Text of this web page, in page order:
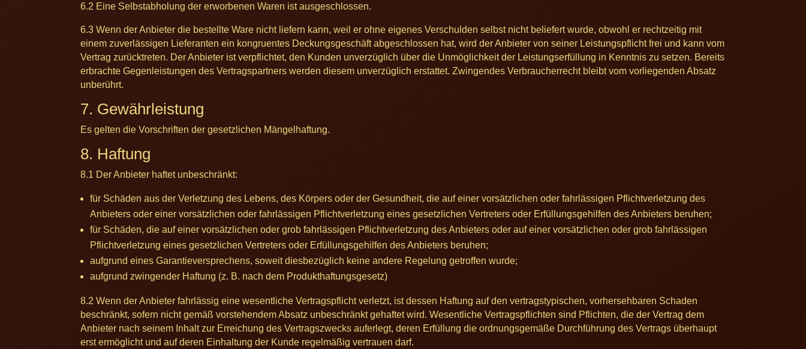
6.2 Eine Selbstabholung der erworbenen Waren ist ausgeschlossen.
6.3 Wenn der Anbieter die bestellte Ware nicht liefern kann, weil er ohne eigenes Verschulden selbst nicht beliefert wurde, obwohl er rechtzeitig mit
einem zuverlässigen Lieferanten ein kongruentes Deckungsgeschäft abgeschlossen hat, wird der Anbieter von seiner Leistungspflicht frei und kann vom
Vertrag zurücktreten. Der Anbieter ist verpflichtet, den Kunden unverzüglich über die Unmöglichkeit der Leistungserfüllung in Kenntnis zu setzen. Bereits
erbrachte Gegenleistungen des Vertragspartners werden diesem unverzüglich erstattet. Zwingendes Verbraucherrecht bleibt vom vorliegenden Absatz
unberührt.
7. Gewährleistung
Es gelten die Vorschriften der gesetzlichen Mängelhaftung.
8. Haftung
8.1 Der Anbieter haftet unbeschränkt:
für Schäden aus der Verletzung des Lebens, des Körpers oder der Gesundheit, die auf einer vorsätzlichen oder fahrlässigen Pflichtverletzung des
Anbieters oder einer vorsätzlichen oder fahrlässigen Pflichtverletzung eines gesetzlichen Vertreters oder Erfüllungsgehilfen des Anbieters beruhen;
für Schäden, die auf einer vorsätzlichen oder grob fahrlässigen Pflichtverletzung des Anbieters oder auf einer vorsätzlichen oder grob fahrlässigen
Pflichtverletzung eines gesetzlichen Vertreters oder Erfüllungsgehilfen des Anbieters beruhen;
aufgrund eines Garantieversprechens, soweit diesbezüglich keine andere Regelung getroffen wurde;
aufgrund zwingender Haftung (z. B. nach dem Produkthaftungsgesetz)
8.2 Wenn der Anbieter fahrlässig eine wesentliche Vertragspflicht verletzt, ist dessen Haftung auf den vertragstypischen, vorhersehbaren Schaden
beschränkt, sofern nicht gemäß vorstehendem Absatz unbeschränkt gehaftet wird. Wesentliche Vertragspflichten sind Pflichten, die der Vertrag dem
Anbieter nach seinem Inhalt zur Erreichung des Vertragszwecks auferlegt, deren Erfüllung die ordnungsgemäße Durchführung des Vertrags überhaupt
erst ermöglicht und auf deren Einhaltung der Kunde regelmäßig vertrauen darf.